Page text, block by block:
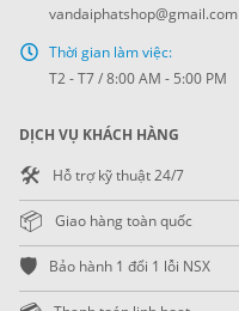
vandaiphatshop@gmail.com
Thời gian làm việc:
T2 - T7 / 8:00 AM - 5:00 PM
DỊCH VỤ KHÁCH HÀNG
🛠️ Hỗ trợ kỹ thuật 24/7
📦 Giao hàng toàn quốc
🛡️ Bảo hành 1 đổi 1 lỗi NSX